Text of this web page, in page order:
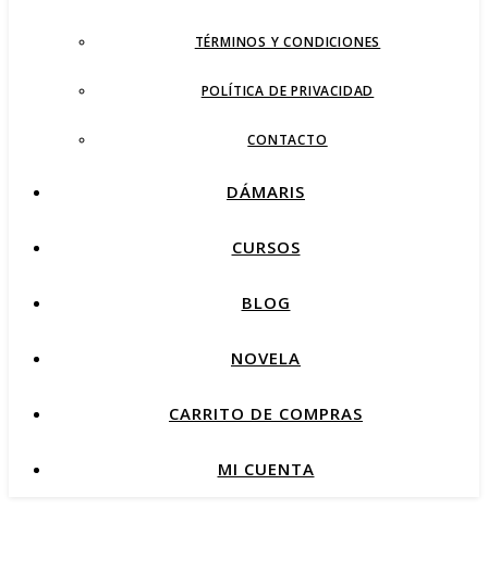
TÉRMINOS Y CONDICIONES
POLÍTICA DE PRIVACIDAD
CONTACTO
DÁMARIS
CURSOS
BLOG
NOVELA
CARRITO DE COMPRAS
MI CUENTA